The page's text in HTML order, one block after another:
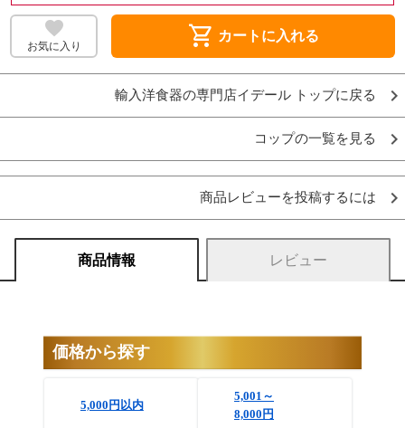
お気に入り shopping_cart カートに入れる
輸入洋食器の専門店イデール トップに戻る
コップの一覧を見る
商品レビューを投稿するには
商品情報 レビュー
価格から探す
5,000円以内
5,001～
8,000円